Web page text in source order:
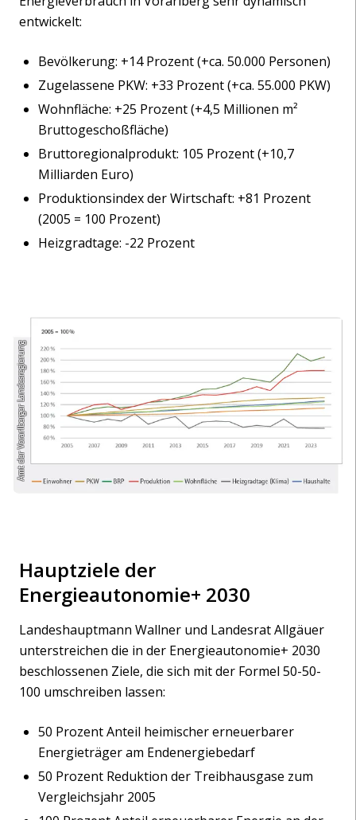
entwickelt:
Bevölkerung: +14 Prozent (+ca. 50.000 Personen)
Zugelassene PKW: +33 Prozent (+ca. 55.000 PKW)
Wohnfläche: +25 Prozent (+4,5 Millionen m²
Bruttogeschoßfläche)
Bruttoregionalprodukt: 105 Prozent (+10,7
Milliarden Euro)
Produktionsindex der Wirtschaft: +81 Prozent
(2005 = 100 Prozent)
Heizgradtage: -22 Prozent
Amt der Vorarlberger Landesregierung
Hauptziele der
Energieautonomie+ 2030
Landeshauptmann Wallner und Landesrat Allgäuer
unterstreichen die in der Energieautonomie+ 2030
beschlossenen Ziele, die sich mit der Formel 50-50-
100 umschreiben lassen:
50 Prozent Anteil heimischer erneuerbarer
Energieträger am Endenergiebedarf
50 Prozent Reduktion der Treibhausgase zum
Vergleichsjahr 2005